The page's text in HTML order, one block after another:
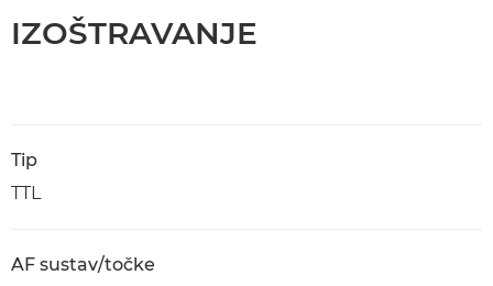
IZOŠTRAVANJE
Tip
TTL
AF sustav/točke